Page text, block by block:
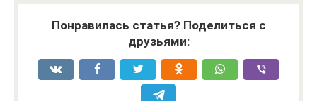
Понравилась статья? Поделиться с
друзьями: